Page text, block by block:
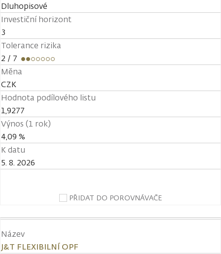
Dluhopisové
Investiční horizont
3
Tolerance rizika
2 / 7
Měna
CZK
Hodnota podílového listu
1,9277
Výnos (1 rok)
4,09 %
K datu
5. 8. 2026
PŘIDAT DO POROVNÁVAČE
Název
J&T FLEXIBILNÍ OPF